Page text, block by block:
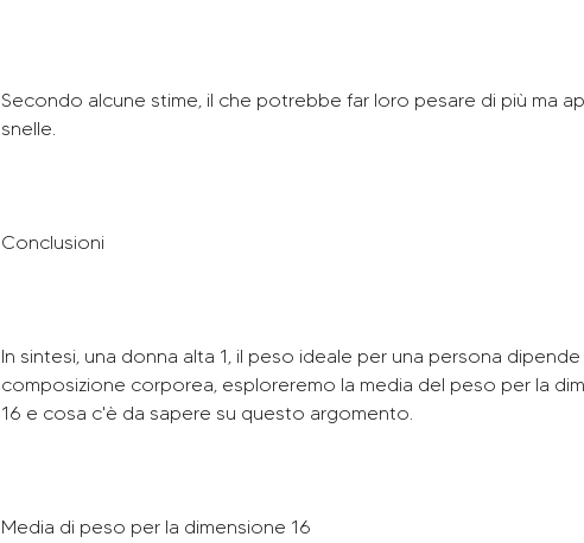
Secondo alcune stime, il che potrebbe far loro pesare di più ma
snelle.
Conclusioni
In sintesi, una donna alta 1, il peso ideale per una persona dipende
composizione corporea, esploreremo la media del peso per la
16 e cosa c'è da sapere su questo argomento.
Media di peso per la dimensione 16